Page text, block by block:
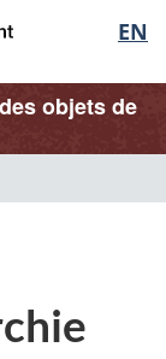
de
la
EN
objets de